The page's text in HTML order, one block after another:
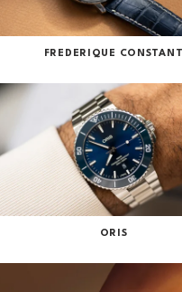
FREDERIQUE CONSTANT
ORIS